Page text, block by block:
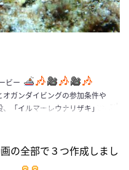
ビー
ガンダイビングの参加条件や
「イルマーレウナリザキ」
の全部で３つ作成しまし